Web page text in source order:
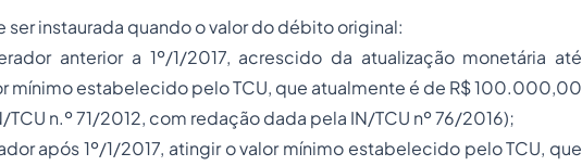
ser instaurada quando o valor do débito original:
anterior a 1º/1/2017, acrescido da atualização monetária até
mínimo estabelecido pelo TCU, que atualmente é de R$ 100.000,00
TCU n.º 71/2012, com redação dada pela IN/TCU nº 76/2016);
após 1º/1/2017, atingir o valor mínimo estabelecido pelo TCU, que